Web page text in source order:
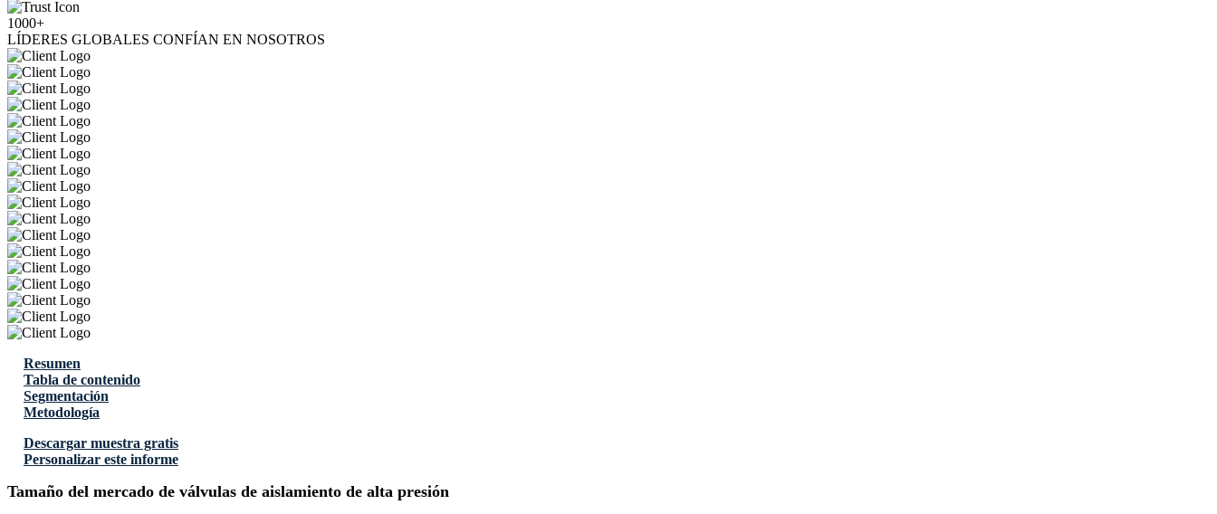
1000+
LÍDERES GLOBALES CONFÍAN EN NOSOTROS
Resumen
Tabla de contenido
Segmentación
Metodología
Descargar muestra gratis
Personalizar este informe
Tamaño del mercado de válvulas de aislamiento de alta presión